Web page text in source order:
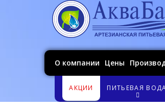
О компании Цены
АКЦИИ ПИТЬЕВАЯ